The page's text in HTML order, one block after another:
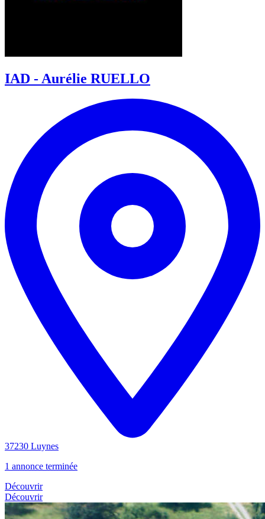
IAD - Aurélie RUELLO
37230 Luynes
1 annonce terminée
Découvrir
Découvrir